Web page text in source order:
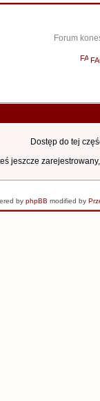
Forum
Dostęp do tej
jeszcze
by phpBB modified by